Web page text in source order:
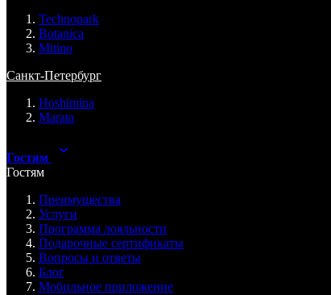
Technopark
Botanica
Mitino
Санкт-Петербург
Hoshimina
Marata
Гостям
Гостям
Преимущества
Услуги
Программа лояльности
Подарочные сертификаты
Вопросы и ответы
Блог
Мобильное приложение